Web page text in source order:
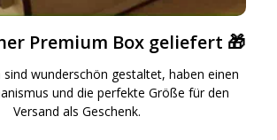
Premium Box geliefert 🎁
wunderschön gestaltet, haben einen
und die perfekte Größe für den
Versand als Geschenk.